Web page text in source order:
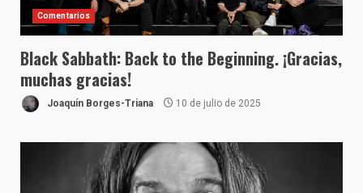
Comentarios
Black Sabbath: Back to the Beginning. ¡Gracias,
muchas gracias!
Joaquín Borges-Triana 10 de julio de 2025